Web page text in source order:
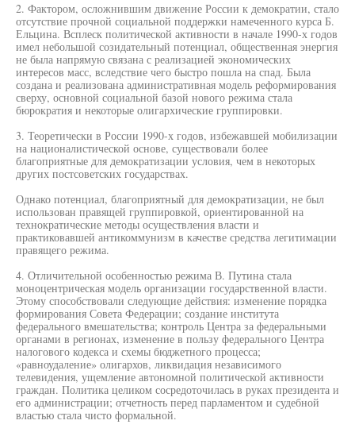
2. Фактором, осложнившим движение России к демократии, стало
отсутствие прочной социальной поддержки намеченного курса Б.
Ельцина. Всплеск политической активности в начале 1990-х годов
имел небольшой созидательный потенциал, общественная энергия
не была напрямую связана с реализацией экономических
интересов масс, вследствие чего быстро пошла на спад. Была
создана и реализована административная модель реформирования
сверху, основной социальной базой нового режима стала
бюрократия и некоторые олигархические группировки.
3. Теоретически в России 1990-х годов, избежавшей мобилизации
на националистической основе, существовали более
благоприятные для демократизации условия, чем в некоторых
других постсоветских государствах.
Однако потенциал, благоприятный для демократизации, не был
использован правящей группировкой, ориентированной на
технократические методы осуществления власти и
практиковавшей антикоммунизм в качестве средства легитимации
правящего режима.
4. Отличительной особенностью режима В. Путина стала
моноцентрическая модель организации государственной власти.
Этому способствовали следующие действия: изменение порядка
формирования Совета Федерации; создание института
федерального вмешательства; контроль Центра за федеральными
органами в регионах, изменение в пользу федерального Центра
налогового кодекса и схемы бюджетного процесса;
«равноудаление» олигархов, ликвидация независимого
телевидения, ущемление автономной политической активности
граждан. Политика целиком сосредоточилась в руках президента и
его администрации; отчетность перед парламентом и судебной
властью стала чисто формальной.